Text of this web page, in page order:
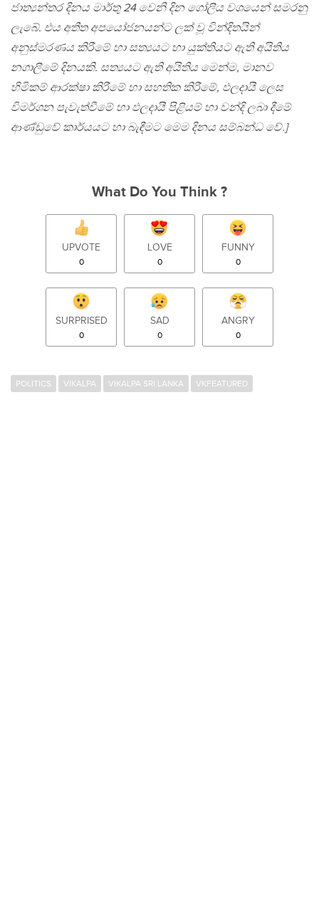
ජාත්‍යන්තර දිනය මාර්තු 24 වෙනි දින ගෝලීය වශයෙන් සමරනු
ලැබේ. එය අතීත අපයෝජනයන්ට ලක් වූ වින්දිතයින්
අනුස්මරණය කිරීමේ හා සත්‍යයට හා යුක්තියට ඇති අයිතිය
නගාලීමේ දිනයකි. සත්‍යයට ඇති අයිතිය මෙන්ම, මානව
හිමිකම් ආරක්ෂා කිරීමේ හා සහතික කිරීමේ, ඵලදායී ලෙස
විමර්ශන පැවැත්වීමේ හා ඵලදායී පිළියම් හා වන්දි ලබා දීමේ
ආණ්ඩුවේ කාර්යයට හා බැඳීමට මෙම දිනය සම්බන්ධ වේ.]
What Do You Think ?
UPVOTE
0
LOVE
0
FUNNY
0
SURPRISED
0
SAD
0
ANGRY
0
POLITICS VIKALPA VIKALPA SRI LANKA VKFEATURED